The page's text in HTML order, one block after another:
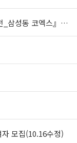
_삼성동 코엑스』…
모집(10.16수정)